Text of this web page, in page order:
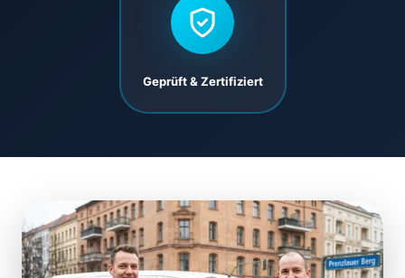
Geprüft & Zertifiziert